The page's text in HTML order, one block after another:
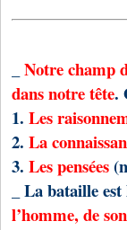
Notre champ
dans notre tête.
1. Les
2. La
3. Les pensées
_ La bataille
l’homme, de